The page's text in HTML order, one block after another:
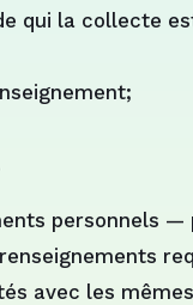
qui la collecte
personnels
avec les